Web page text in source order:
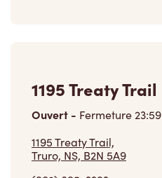
1195 Treaty Trail
Ouvert - Fermeture23:59
1195 Treaty Trail,
Truro, NS, B2N 5A9